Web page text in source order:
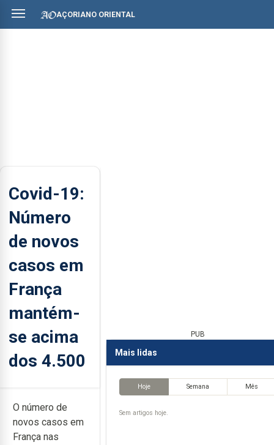
AÇORIANO ORIENTAL
Covid-19:
Número
de novos
casos em
França
mantém-
se acima
dos 4.500
O número de
novos casos em
França nas
PUB
Mais lidas
Hoje Semana Mês
Sem artigos hoje.